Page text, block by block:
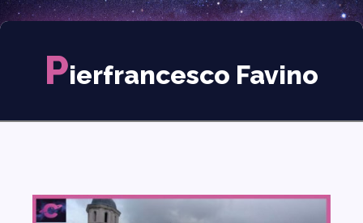
Pierfrancesco Favino